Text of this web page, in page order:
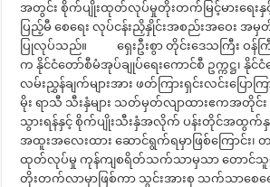
အတွင်း စိုက်ပျိုးထုတ်လုပ်မှုတိုးတက်မြင့်မားရေး
ပြည့်မီ စေရေး လုပ်ငန်းညှိနှိုင်းအစည်းအဝေး အမှ
ပြုလုပ်သည်။ ရှေးဦးစွာ တိုင်းဒေသကြီး ဝန်ကြီး
က နိုင်ငံတော်စီမံအုပ်ချုပ်ရေးကောင်စီ ဥက္ကဋ္ဌ၊ နိုင်
လမ်းညွှန်ချက်များအား ဖတ်ကြားရှင်းလင်းပြောက
မိုး ရာသီ သီးနှံများ သတ်မှတ်လျာထားဧကအတိုင်
သွားရန်နှင့် စိုက်ပျိုးသီးနှံအလိုက် ပန်းတိုင်အထွက်နှုန်
အထူးအလေးထား ဆောင်ရွက်ရမှာဖြစ်ကြောင်း၊
ထုတ်လုပ်မှု ကုန်ကျစရိတ်သက်သာမှသာ တောင်သူမ
တိုးတက်လာမှာဖြစ်ကာ သွင်းအားစု သက်သာစေရ